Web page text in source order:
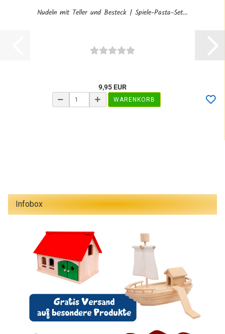
Nudeln mit Teller und Besteck | Spiele-Pasta-Set...
9,95 EUR
WARENKORB
Infobox